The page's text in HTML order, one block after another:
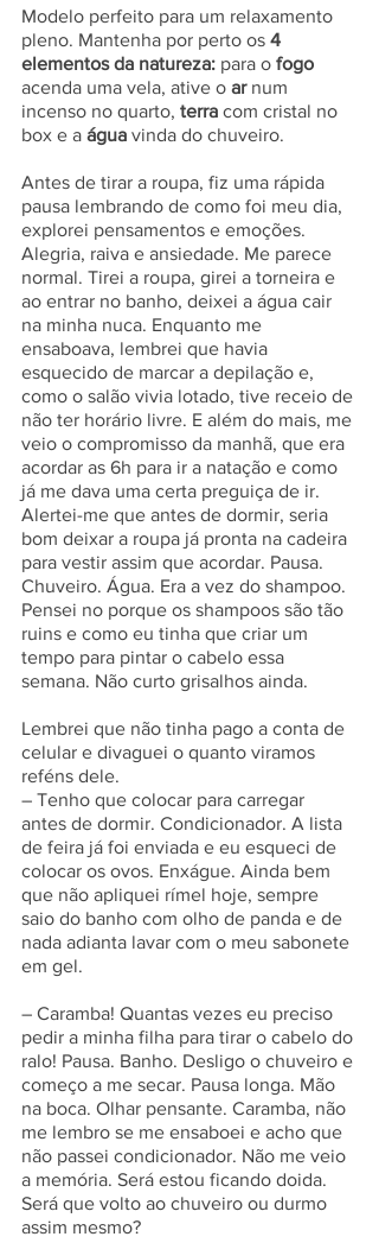
Modelo perfeito para um relaxamento
pleno. Mantenha por perto os 4
elementos da natureza: para o fogo
acenda uma vela, ative o ar num
incenso no quarto, terra com cristal no
box e a água vinda do chuveiro.
Antes de tirar a roupa, fiz uma rápida
pausa lembrando de como foi meu dia,
explorei pensamentos e emoções.
Alegria, raiva e ansiedade. Me parece
normal. Tirei a roupa, girei a torneira e
ao entrar no banho, deixei a água cair
na minha nuca. Enquanto me
ensaboava, lembrei que havia
esquecido de marcar a depilação e,
como o salão vivia lotado, tive receio de
não ter horário livre. E além do mais, me
veio o compromisso da manhã, que era
acordar as 6h para ir a natação e como
já me dava uma certa preguiça de ir.
Alertei-me que antes de dormir, seria
bom deixar a roupa já pronta na cadeira
para vestir assim que acordar. Pausa.
Chuveiro. Água. Era a vez do shampoo.
Pensei no porque os shampoos são tão
ruins e como eu tinha que criar um
tempo para pintar o cabelo essa
semana. Não curto grisalhos ainda.
Lembrei que não tinha pago a conta de
celular e divaguei o quanto viramos
reféns dele.
– Tenho que colocar para carregar
antes de dormir. Condicionador. A lista
de feira já foi enviada e eu esqueci de
colocar os ovos. Enxágue. Ainda bem
que não apliquei rímel hoje, sempre
saio do banho com olho de panda e de
nada adianta lavar com o meu sabonete
em gel.
– Caramba! Quantas vezes eu preciso
pedir a minha filha para tirar o cabelo do
ralo! Pausa. Banho. Desligo o chuveiro e
começo a me secar. Pausa longa. Mão
na boca. Olhar pensante. Caramba, não
me lembro se me ensaboei e acho que
não passei condicionador. Não me veio
a memória. Será estou ficando doida.
Será que volto ao chuveiro ou durmo
assim mesmo?